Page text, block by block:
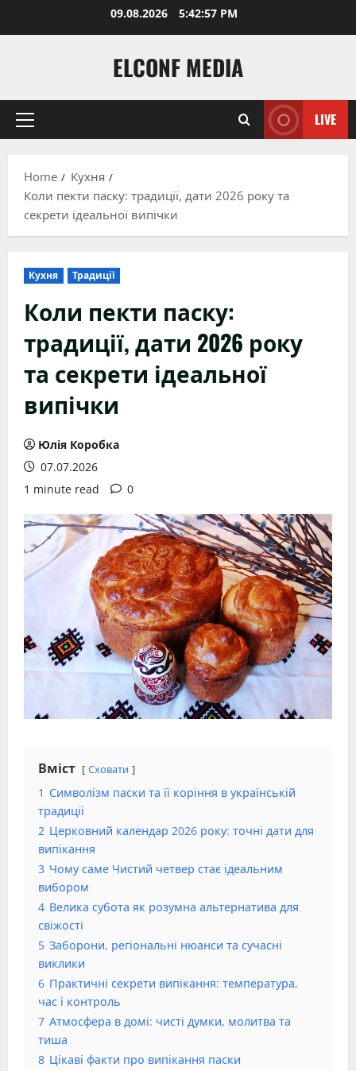
09.08.2026 5:42:59 PM
ELCONF MEDIA
Primary
LIVE
Home
Кухня
Коли пекти паску: традиції, дати 2026 року та
секрети ідеальної випічки
Кухня Традиції
Коли пекти паску:
традиції, дати 2026 року
та секрети ідеальної
випічки
Юлія Коробка
07.07.2026
1 minute read
0
Вміст Сховати
1 Символізм паски та її коріння в українській
традиції
2 Церковний календар 2026 року: точні дати для
випікання
3 Чому саме Чистий четвер стає ідеальним
вибором
4 Велика субота як розумна альтернатива для
свіжості
5 Заборони, регіональні нюанси та сучасні
виклики
6 Практичні секрети випікання: температура,
час і контроль
7 Атмосфера в домі: чисті думки, молитва та
тиша
8 Цікаві факти про випікання паски